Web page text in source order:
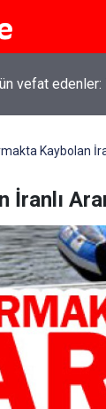
vefat
Kaybolan
İranlı